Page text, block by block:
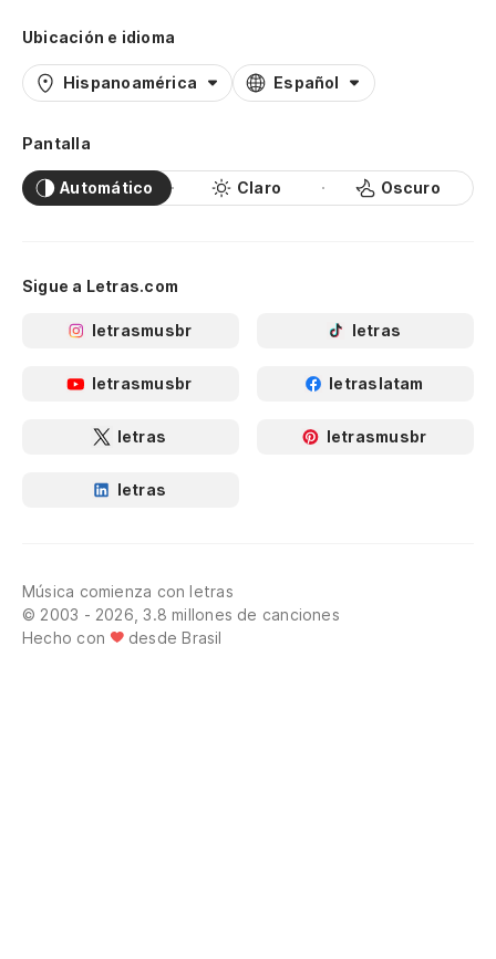
Ubicación e idioma
Hispanoamérica Español
Pantalla
Automático Claro Oscuro
Sigue a Letras.com
letrasmusbr letras
letrasmusbr letraslatam
letras letrasmusbr
letras
Música comienza con letras
© 2003 - 2026, 3.8 millones de canciones
Hecho con
desde Brasil